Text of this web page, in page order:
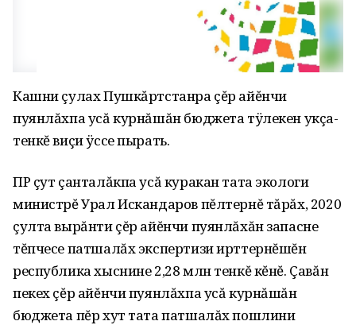
Кашни çулах Пушкăртстанра çĕр айĕнчи
пуянлăхпа усă курнăшăн бюджета тÿлекен укçа-
тенкĕ виçи ÿссе пырать.
ПР çут çанталăкпа усă куракан тата экологи
министрĕ Урал Искандаров пĕлтернĕ тăрăх, 2020
çулта вырăнти çĕр айĕнчи пуянлăхăн запасне
тĕпчесе патшалăх экспертизи ирттернĕшĕн
республика хыснине 2,28 млн тенкĕ кĕнĕ. Çавăн
пекех çĕр айĕнчи пуянлăхпа усă курнăшăн
бюджета пĕр хут тата патшалăх пошлини